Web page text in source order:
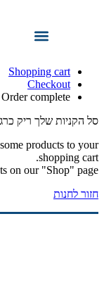
Shopping cart
Checkout
Order complete
סל הקניות שלך ריק
products to your
shopping cart.
on our "Shop" page.
חזור לחנות